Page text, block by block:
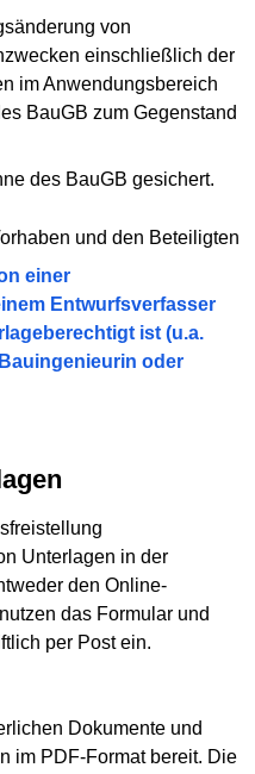
von
einschließlich der
im Anwendungsbereich
BauGB zum Gegenstand
des BauGB gesichert.
und den Beteiligten
einer
Entwurfsverfasser
ist (u.a.
oder
Unterlagen in der
den Online-
das Formular und
per Post ein.
Dokumente und
im PDF-Format bereit. Die